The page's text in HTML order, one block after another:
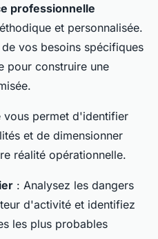
professionnelle
et personnalisée.
vos besoins spécifiques
pour construire une
vous permet d'identifier
et de dimensionner
réalité opérationnelle.
: Analysez les dangers
d'activité et identifiez
les plus probables